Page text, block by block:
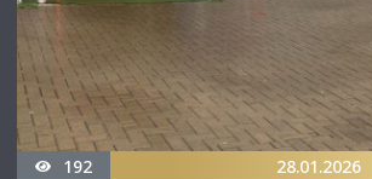
192 28.01.2026